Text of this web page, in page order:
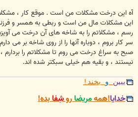
آه این درخت مشکلات من است . موقع کار ،
این مشکلات مال من است و ربطی به همسر و
رسم ، مشکلاتم را به شاخه های آن درخت می
سر کار بروم ، دوباره آنها را از روی شاخه بر می
صبح به سراغ درخت می روم تا مشکلاتم را بردارم
نیستند ، و بقیه هم خیلی سبکتر شده اند.
ببین وبخند!
خدایا!همهمریضاروشِفابده!